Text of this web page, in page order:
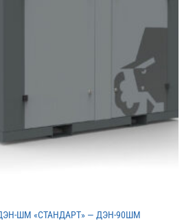
ШМ «СТАНДАРТ» — ДЭН-90ШМ